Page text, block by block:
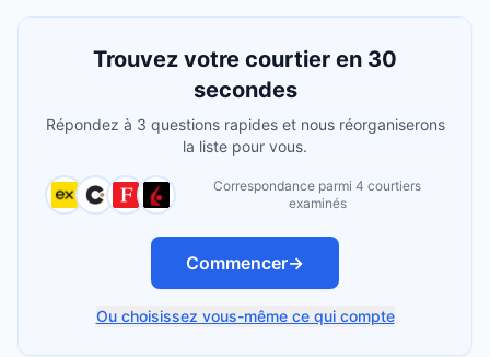
Trouvez votre courtier en 30
secondes
Répondez à 3 questions rapides et nous réorganiserons
la liste pour vous.
Correspondance parmi 4 courtiers
examinés
Commencer→
Ou choisissez vous-même ce qui compte